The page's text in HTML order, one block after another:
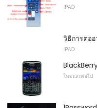
IPAD
วิธีการต่อ
IPAD
ใหม่และต่อไป